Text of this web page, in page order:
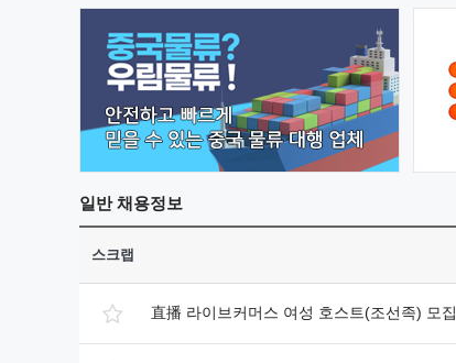
일반채용정보
스크랩
直播 라이브커머스 여성 호스트(조선족) 모집